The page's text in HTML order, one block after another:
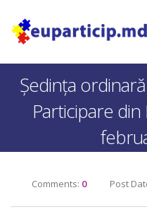
Ședința
Participare din
Comments: 0 Post